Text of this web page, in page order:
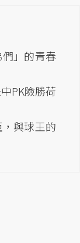
」的青春
PK險勝荷
與球王的